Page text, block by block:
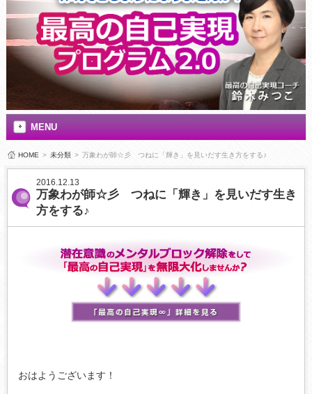
MENU
HOME > 未分類 > 万象わが師☆彡 つねに「輝き」を見いだす生き方をする♪
2016.12.13
万象わが師☆彡 つねに「輝き」を見いだす生き
方をする♪
おはようございます！